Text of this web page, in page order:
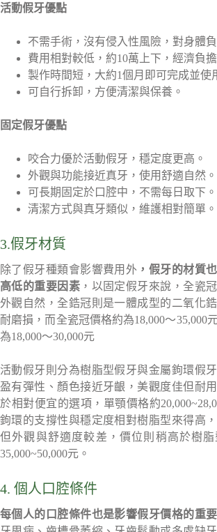
活動假牙優點
不需手術，沒有侵入性風險，對身體
費用相對較低，約10萬上下，經濟負擔
製作時間短，大約1個月即可完成並使
可自行拆卸，方便清潔與保養。
固定假牙優點
咬合力優於活動假牙，穩定度更高。
外觀與功能接近真牙，使用舒適自然。
可長期固定於口腔中，不需每日取下。
清潔方式與真牙類似，維護相對簡單。
3.假牙材質
除了假牙種類會影響費用外 ，假牙的材質
高低的重要因素 ，以固定假牙來說，全瓷
外觀自然，全鋯冠則是一體成型的二氧化
耐磨損，而全瓷冠價格約為18,000～35,000
為18,000～30,000元
活動假牙則分為樹脂型假牙與金屬鉤環假
盈有彈性、顏色接近牙齦，美觀度佳但耐
於相對便宜的選項，單顎價格約
鉤環的支撐性與穩定度相對樹脂型來得高，
但外觀與舒適度較差，價位則稍高於樹
35,000~50,000元。
4. 個人口腔條件
每個人的口腔條件也是影響假牙價格的重